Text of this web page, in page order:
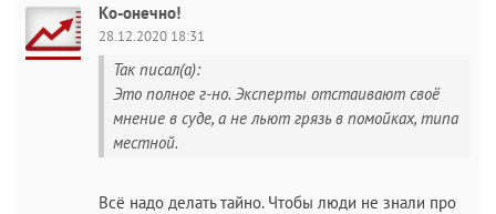
Ко-онечно!
28.12.2020 18:31
Так писал(а):
Это полное г-но. Эксперты отстаивают своё
мнение в суде, а не льют грязь в помойках, типа
местной.
Всё надо делать тайно. Чтобы люди не знали про